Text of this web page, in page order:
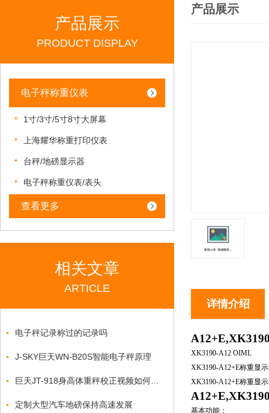
产品展示
PRODUCT DISPLAY
电子秤称重仪表
1寸/3寸/5寸8寸大屏幕
上海耀华称重打印仪表
台秤/地磅显示器
电子秤称重仪表/表头
查看更多
相关文章
ARTICLE
电子秤记录称过的记录吗
J-SKY巨天WN-B20S智能电子秤原理
定制大型汽车地磅保持高速发展
产品展示
详情介绍
XK3190-A12 OIML
XK3190-A12+E称重显
XK3190-A12+E称重显
基本功能：